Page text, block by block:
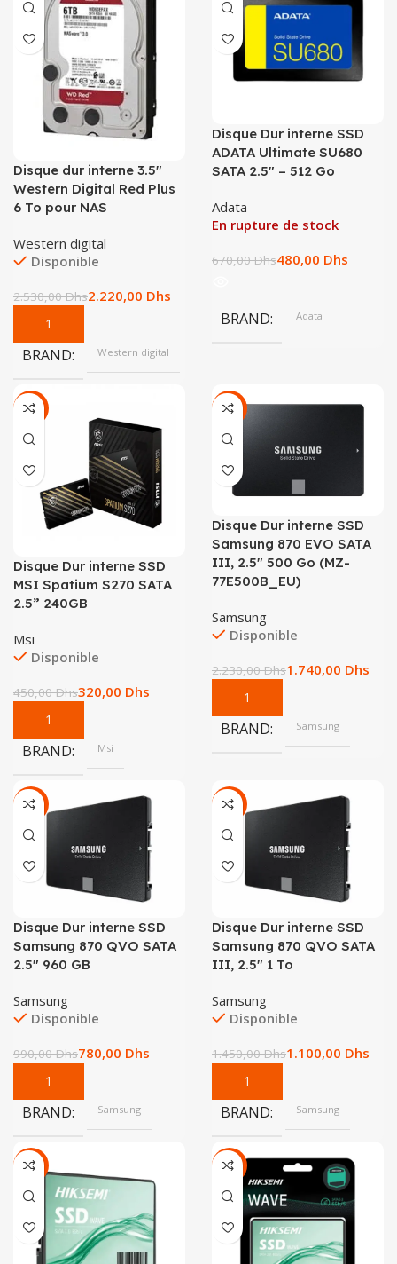
Disque dur interne 3.5″
Western Digital Red Plus
6 To pour NAS
Western digital
Disponible
2.530,00Dhs2.220,00 Dhs
BRAND Western digital
Disque Dur interne SSD
ADATA Ultimate SU680
SATA 2.5″ – 512 Go
Adata
En rupture de stock
670,00Dhs480,00 Dhs
BRAND Adata
-29%
Disque Dur interne SSD
MSI Spatium S270 SATA
2.5” 240GB
Msi
Disponible
450,00Dhs320,00 Dhs
BRAND Msi
-22%
Disque Dur interne SSD
Samsung 870 EVO SATA
III, 2.5″ 500 Go (MZ-
77E500B_EU)
Samsung
Disponible
2.230,00Dhs1.740,00 Dhs
BRAND Samsung
-21%
Disque Dur interne SSD
Samsung 870 QVO SATA
2.5″ 960 GB
Samsung
Disponible
990,00Dhs780,00 Dhs
BRAND Samsung
-24%
Disque Dur interne SSD
Samsung 870 QVO SATA
III, 2.5″ 1 To
Samsung
Disponible
1.450,00Dhs1.100,00 Dhs
BRAND Samsung
-38% -14%